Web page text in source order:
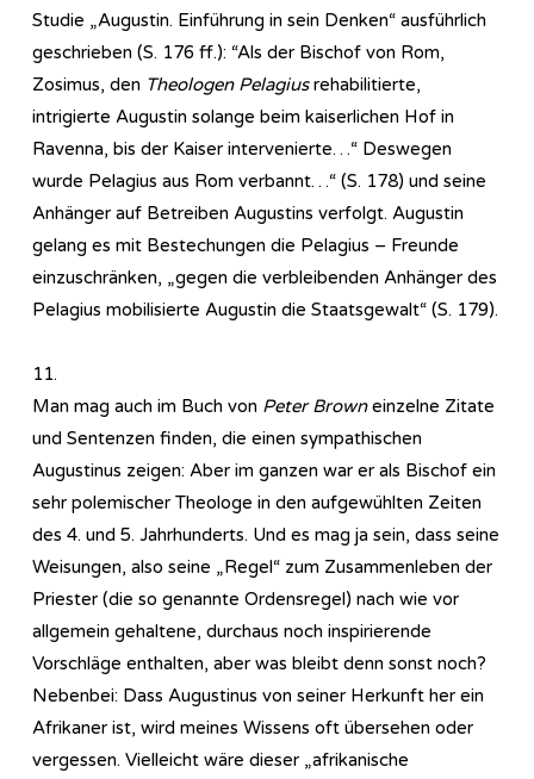
Studie „Augustin. Einführung in sein Denken“ ausführlich
geschrieben (S. 176 ff.): “Als der Bischof von Rom,
Zosimus, den Theologen Pelagiusrehabilitierte,
intrigierte Augustin solange beim kaiserlichen Hof in
Ravenna, bis der Kaiser intervenierte…“ Deswegen
wurde Pelagius aus Rom verbannt…“ (S. 178) und seine
Anhänger auf Betreiben Augustins verfolgt. Augustin
gelang es mit Bestechungen die Pelagius – Freunde
einzuschränken, „gegen die verbleibenden Anhänger des
Pelagius mobilisierte Augustin die Staatsgewalt“ (S. 179).
11.
Man mag auch im Buch von Peter Browneinzelne Zitate
und Sentenzen finden, die einen sympathischen
Augustinus zeigen: Aber im ganzen war er als Bischof ein
sehr polemischer Theologe in den aufgewühlten Zeiten
des 4. und 5. Jahrhunderts. Und es mag ja sein, dass seine
Weisungen, also seine „Regel“ zum Zusammenleben der
Priester (die so genannte Ordensregel) nach wie vor
allgemein gehaltene, durchaus noch inspirierende
Vorschläge enthalten, aber was bleibt denn sonst noch?
Nebenbei: Dass Augustinus von seiner Herkunft her ein
Afrikaner ist, wird meines Wissens oft übersehen oder
vergessen. Vielleicht wäre dieser „afrikanische